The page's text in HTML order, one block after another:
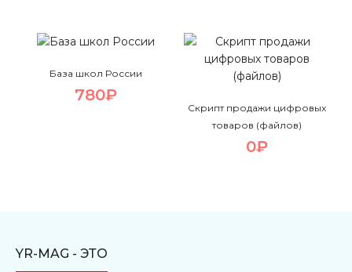
1500₽
Финансовая витрина микрозаймов под cpa
Начните свой бизнес уже сегодня, получая
вариант для кредитного трафика. Инструкция по
База школ России
780₽
Скрипт продажи цифровых
товаров (файлов)
0₽
YR-MAG - ЭТО